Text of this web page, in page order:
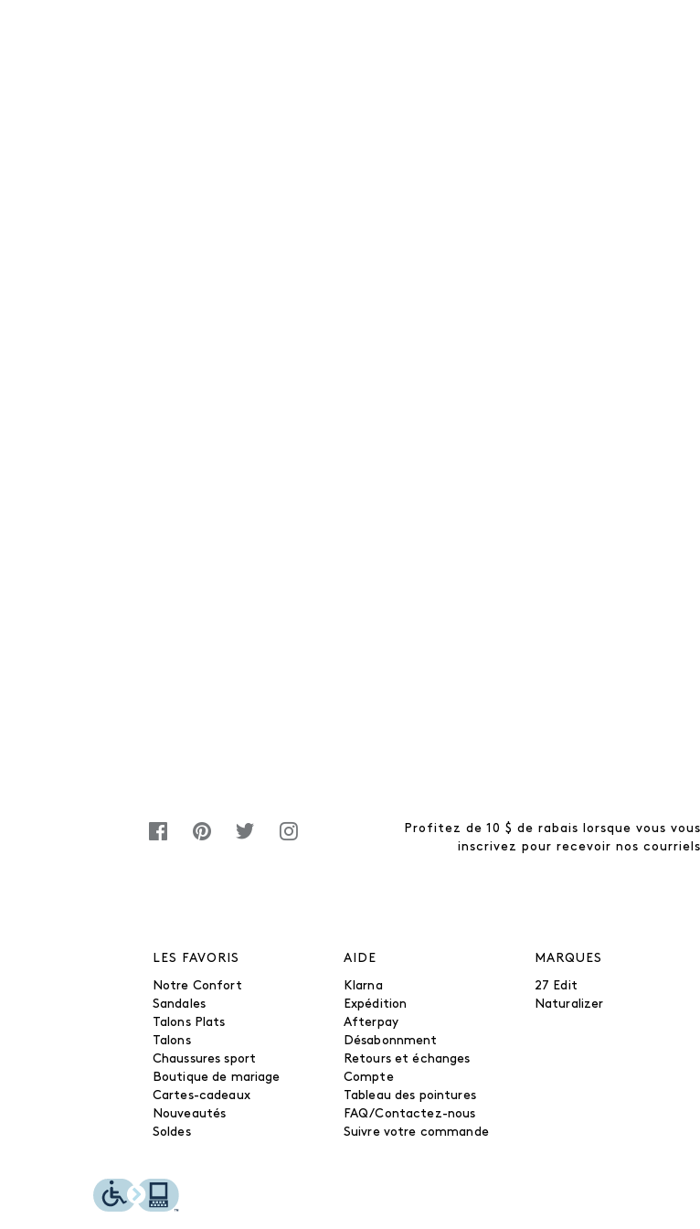
Profitez de 10 $ de rabais lorsque vous vous
inscrivez pour recevoir nos courriels
LES FAVORIS
Notre Confort
Sandales
Talons Plats
Talons
Chaussures sport
Boutique de mariage
Cartes-cadeaux
Nouveautés
Soldes
AIDE
Klarna
Expédition
Afterpay
Désabonnment
Retours et échanges
Compte
Tableau des pointures
FAQ/Contactez-nous
Suivre votre commande
MARQUES
27 Edit
Naturalizer